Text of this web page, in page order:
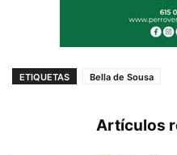
ETIQUETAS Bella de Sousa
Artículos